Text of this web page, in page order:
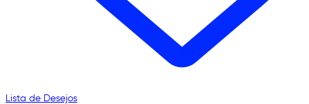
Lista de Desejos